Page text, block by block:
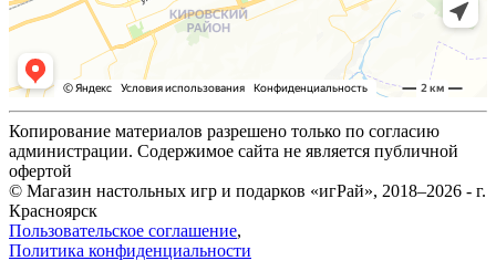
Копирование материалов разрешено только по согласию
администрации. Содержимое сайта не является публичной
офертой
© Магазин настольных игр и подарков «игРай», 2018–2026 - г.
Красноярск
Пользовательское соглашение,
Политика конфиденциальности